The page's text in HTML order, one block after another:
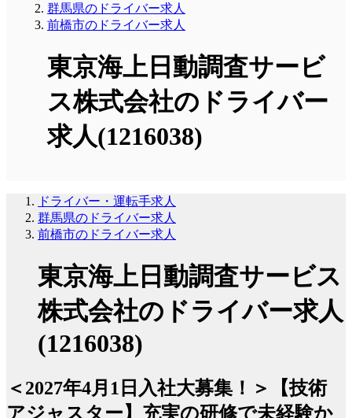
群馬県のドライバー求人
前橋市のドライバー求人
東京海上日動調査サービ
ス株式会社のドライバー
求人(1216038)
ドライバー・運転手求人
群馬県のドライバー求人
前橋市のドライバー求人
東京海上日動調査サービス
株式会社のドライバー求人
(1216038)
＜2027年4月1日入社大募集！＞【技術
アジャスター】充実の研修で未経験か